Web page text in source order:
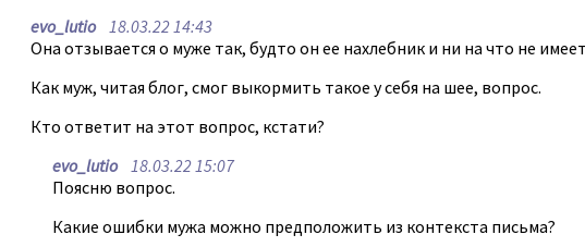
evo_lutio18.03.22 14:43
Она отзывается о муже так, будто он ее нахлебник и ни на что не
Как муж, читая блог, смог выкормить такое у себя на шее, вопрос.
Кто ответит на этот вопрос, кстати?
evo_lutio18.03.22 15:07
Поясню вопрос.
Какие ошибки мужа можно предположить из контекста письма?